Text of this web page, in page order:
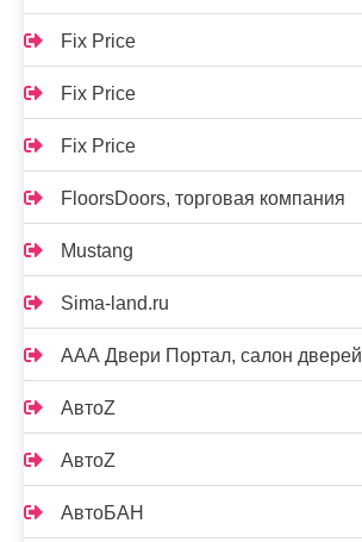
Fix Price
Fix Price
Fix Price
FloorsDoors, торговая компания
Mustang
Sima-land.ru
ААА Двери Портал, салон дверей
АвтоZ
АвтоZ
АвтоБАН